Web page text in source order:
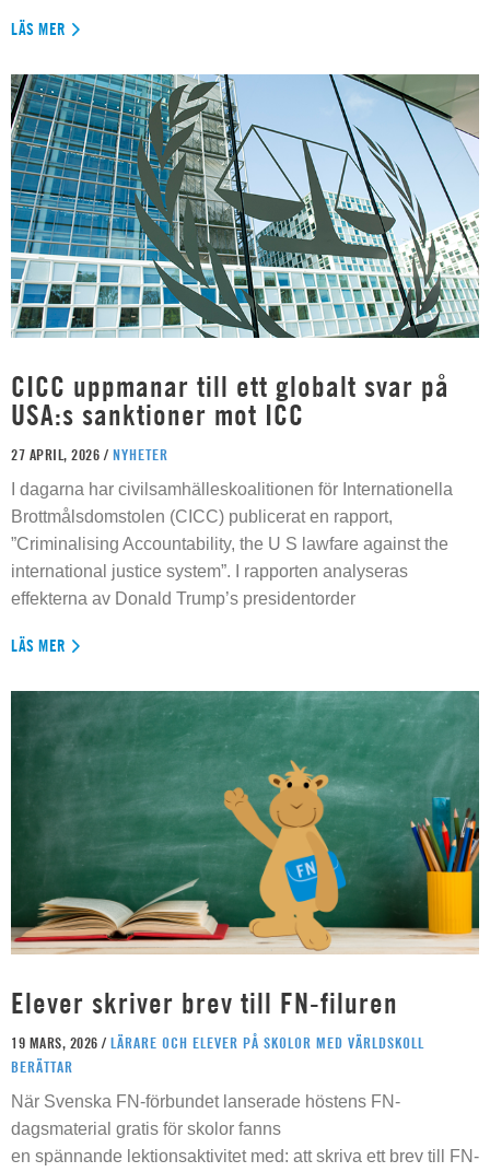
LÄS MER
CICC uppmanar till ett globalt svar på
USA:s sanktioner mot ICC
27 APRIL, 2026 / NYHETER
I dagarna har civilsamhälleskoalitionen för Internationella
Brottmålsdomstolen (CICC) publicerat en rapport,
”Criminalising Accountability, the U S lawfare against the
international justice system”. I rapporten analyseras
effekterna av Donald Trump’s presidentorder
LÄS MER
Elever skriver brev till FN-filuren
19 MARS, 2026 / LÄRARE OCH ELEVER PÅ SKOLOR MED VÄRLDSKOLL
BERÄTTAR
När Svenska FN-förbundet lanserade höstens FN-
dagsmaterial gratis för skolor fanns
en spännande lektionsaktivitet med: att skriva ett brev till FN-